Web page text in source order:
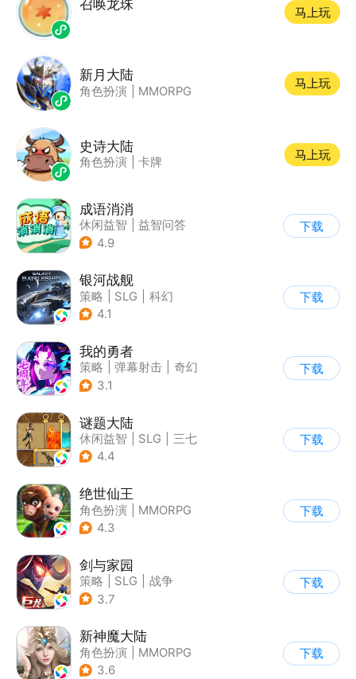
马上玩
新月大陆
角色扮演 MMORPG
马上玩
史诗大陆
角色扮演 卡牌
马上玩
成语消消
休闲益智
益智问答
| 成语
4.9
下载
银河战舰
策略 SLG
科幻
| 星战
4.1
下载
我的勇者
策略 弹幕射击
奇幻
| 中国风
3.1
下载
谜题大陆
休闲益智 SLG
三七
| 策略
4.4
下载
绝世仙王
角色扮演
MMORPG
| 神话
4.3
下载
剑与家园
策略 SLG
战争
| 欧美风
3.7
下载
新神魔大陆
角色扮演
MMORPG
| 奇幻
3.6
下载